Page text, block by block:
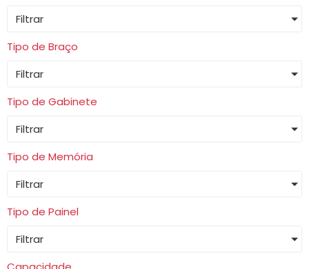
Filtrar
Tipo de Braço
Filtrar
Tipo de Gabinete
Filtrar
Tipo de Memória
Filtrar
Tipo de Painel
Filtrar